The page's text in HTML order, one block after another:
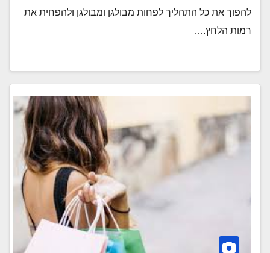
להפוך את כל התהליך לפחות מבולגן ומבולגן ולהפחית את
רמות הלחץ.…